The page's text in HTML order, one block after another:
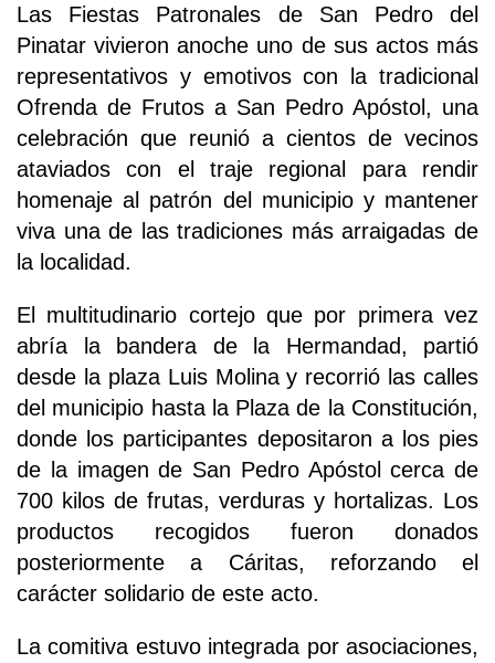
Las Fiestas Patronales de San Pedro del
Pinatar vivieron anoche uno de sus actos más
representativos y emotivos con la tradicional
Ofrenda de Frutos a San Pedro Apóstol, una
celebración que reunió a cientos de vecinos
ataviados con el traje regional para rendir
homenaje al patrón del municipio y mantener
viva una de las tradiciones más arraigadas de
la localidad.
El multitudinario cortejo que por primera vez
abría la bandera de la Hermandad, partió
desde la plaza Luis Molina y recorrió las calles
del municipio hasta la Plaza de la Constitución,
donde los participantes depositaron a los pies
de la imagen de San Pedro Apóstol cerca de
700 kilos de frutas, verduras y hortalizas. Los
productos recogidos fueron donados
posteriormente a Cáritas, reforzando el
carácter solidario de este acto.
La comitiva estuvo integrada por asociaciones,